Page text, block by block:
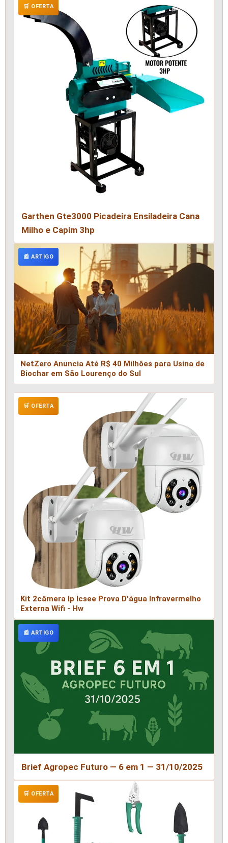
🛒 OFERTA
Garthen Gte3000 Picadeira Ensiladeira Cana
Milho e Capim 3hp
📰 ARTIGO
NetZero Anuncia Até R$ 40 Milhões para Usina de
Biochar em São Lourenço do Sul
🛒 OFERTA
Kit 2câmera Ip Icsee Prova D'água Infravermelho
Externa Wifi - Hw
📰 ARTIGO
Brief Agropec Futuro — 6 em 1 — 31/10/2025
🛒 OFERTA